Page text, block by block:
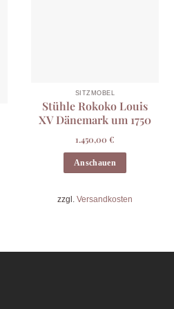
SITZMÖBEL
Stühle Rokoko Louis
XV Dänemark um 1750
1.450,00 €
Anschauen
zzgl. Versandkosten